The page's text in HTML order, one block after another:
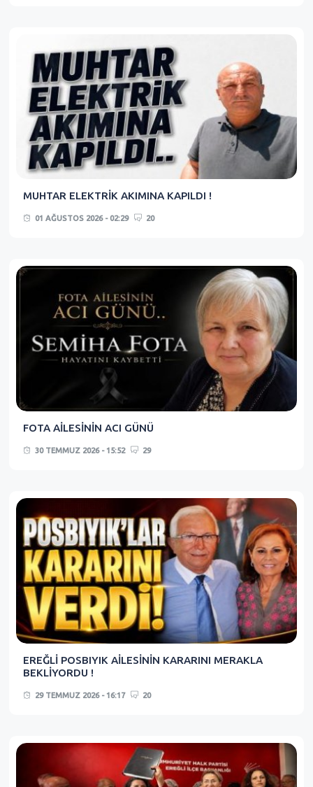
MUHTAR ELEKTRİK AKIMINA KAPILDI !
01 AĞUSTOS 2026 - 02:29 20
FOTA AİLESİNİN ACI GÜNÜ
30 TEMMUZ 2026 - 15:52 29
EREĞLİ POSBIYIK AİLESİNİN KARARINI MERAKLA
BEKLİYORDU !
29 TEMMUZ 2026 - 16:17 20